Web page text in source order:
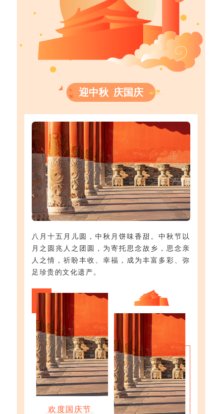
迎中秋 庆国庆
八月十五月儿圆，中秋月饼味香甜。中秋节以
月之圆兆人之团圆，为寄托思念故乡，思念亲
人之情，祈盼丰收、幸福，成为丰富多彩、弥
足珍贵的文化遗产。
欢度国庆节